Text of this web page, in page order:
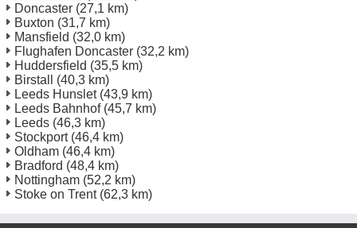
Doncaster (27,1 km)
Buxton (31,7 km)
Mansfield (32,0 km)
Flughafen Doncaster (32,2 km)
Huddersfield (35,5 km)
Birstall
(40,3 km)
Leeds Hunslet(43,9 km)
Leeds Bahnhof(45,7 km)
Leeds (46,3 km)
Stockport(46,4 km)
Oldham (46,4 km)
Bradford (48,4 km)
Nottingham (52,2 km)
Stoke on Trent(62,3 km)